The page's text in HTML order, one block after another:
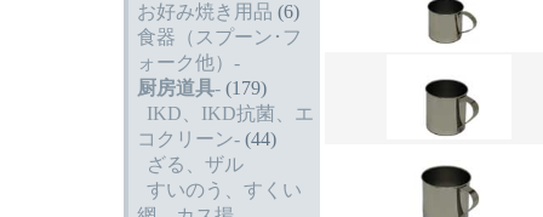
お好み焼き用品 (6)
食器（スプーン･フ
ォーク他）-
厨房道具- (179)
IKD、IKD抗菌、エ
コクリーン- (44)
ざる、ザル
すいのう、すくい